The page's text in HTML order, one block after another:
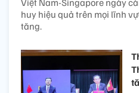
Việt Nam-Singapore ngày
huy hiệu quả trên mọi lĩnh
tăng.